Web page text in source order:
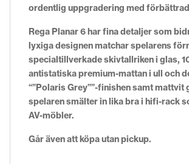
ordentlig uppgradering med
Rega Planar 6 har fina detaljer som
lyxiga designen matchar spelarens
specialtillverkade skivtallriken i glas,
antistatiska premium-mattan i ull och
“”Polaris Grey””-finishen samt mattvit
spelaren smälter in lika bra i hifi-rack
AV-möbler.
Går även att köpa utan pickup.